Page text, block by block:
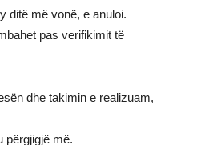
ditë më vonë, e anuloi.
pas verifikimit të
dhe takimin e realizuam,
përgjigjë më.